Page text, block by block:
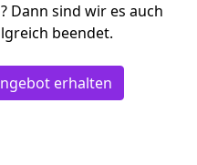
Dann sind wir es auch
beendet.
erhalten